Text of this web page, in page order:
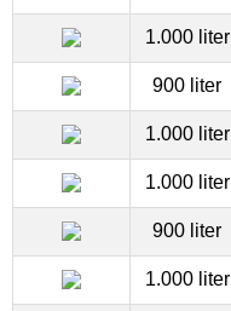
1.000 liter
900 liter
1.000 liter
1.000 liter
900 liter
1.000 liter